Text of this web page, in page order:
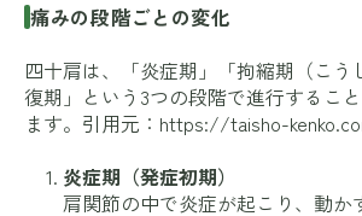
痛みの段階ごとの変化
四十肩は、「炎症期」「拘縮期（こう
復期」という3つの段階で進行するこ
ます。引用元： https://taisho-
炎症期（発症初期）
肩関節の中で炎症が起こり、動か